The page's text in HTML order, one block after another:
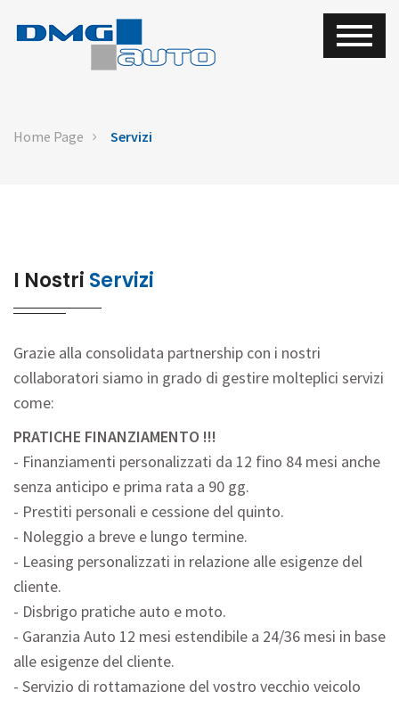
Home Page Servizi
I Nostri Servizi
Grazie alla consolidata partnership con i nostri
collaboratori siamo in grado di gestire molteplici servizi
come:
PRATICHE FINANZIAMENTO !!!
- Finanziamenti personalizzati da 12 fino 84 mesi anche
senza anticipo e prima rata a 90 gg.
- Prestiti personali e cessione del quinto.
- Noleggio a breve e lungo termine.
- Leasing personalizzati in relazione alle esigenze del
cliente.
- Disbrigo pratiche auto e moto.
- Garanzia Auto 12 mesi estendibile a 24/36 mesi in base
alle esigenze del cliente.
- Servizio di rottamazione del vostro vecchio veicolo